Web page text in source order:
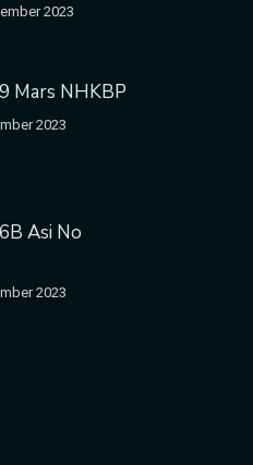
2023
Mars NHKBP
2023
Asi No
2023